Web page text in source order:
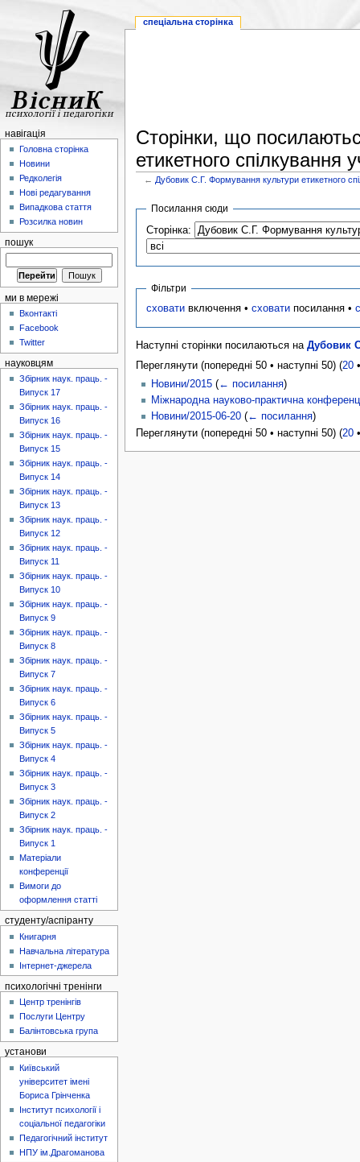
Сторінки, що
етикетного спілкування
← Дубовик С.Г. Формування культури етикетного
Посилання сюди
Сторінка:
Фільтри
сховати включення •сховати посилання •
Наступні сторінки посилаються на Дубовик
Переглянути (попередні 50 • наступні 50) (20
Новини/2015 (← посилання)
Міжнародна науково-практична
Новини/2015-06-20 (← посилання)
Переглянути (попередні 50 • наступні 50) (20
спеціальна сторінка
навігація
Головна сторінка
Новини
Редколегія
Нові редагування
Випадкова стаття
Розсилка новин
пошук
ми в мережі
Вконтакті
Facebook
Twitter
науковцям
Збірник наук. праць. -
Випуск 17
Збірник наук. праць. -
Випуск 16
Збірник наук. праць. -
Випуск 15
Збірник наук. праць. -
Випуск 14
Збірник наук. праць. -
Випуск 13
Збірник наук. праць. -
Випуск 12
Збірник наук. праць. -
Випуск 11
Збірник наук. праць. -
Випуск 10
Збірник наук. праць. -
Випуск 9
Збірник наук. праць. -
Випуск 8
Збірник наук. праць. -
Випуск 7
Збірник наук. праць. -
Випуск 6
Збірник наук. праць. -
Випуск 5
Збірник наук. праць. -
Випуск 4
Збірник наук. праць. -
Випуск 3
Збірник наук. праць. -
Випуск 2
Збірник наук. праць. -
Випуск 1
Матеріали
конференції
Вимоги до
оформлення статті
студенту/аспіранту
Книгарня
Навчальна література
Інтернет-джерела
психологічні тренінги
Центр тренінгів
Послуги Центру
Балінтовська група
установи
Київський
університет імені
Бориса Грінченка
Інститут психології і
соціальної педагогіки
Педагогічний інститут
НПУ ім.Драгоманова